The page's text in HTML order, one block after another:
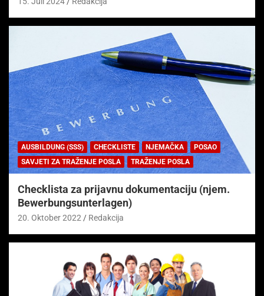
AUSBILDUNG (SSS) CHECKLISTE NJEMAČKA
POSAO
SAVJETI ZA TRAŽENJE POSLA
TRAŽENJE POSLA
Checklista za prijavnu dokumentaciju (njem.
Bewerbungsunterlagen)
20. Oktober 2022 Redakcija